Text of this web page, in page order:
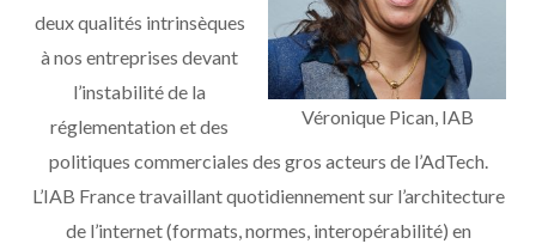
Véronique Pican, IAB
deux qualités intrinsèques
à nos entreprises devant
l’instabilité de la
réglementation et des
politiques commerciales des gros acteurs de l’AdTech.
L’IAB France travaillant quotidiennement sur l’architecture
de l’internet (formats, normes, interopérabilité) en